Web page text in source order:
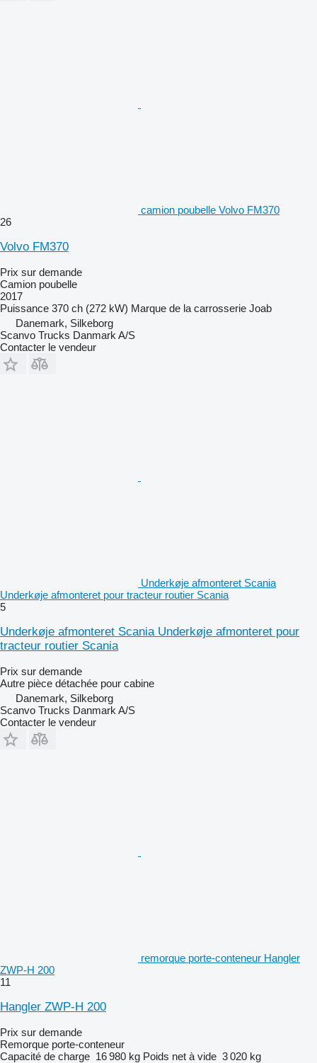
camion poubelle Volvo FM370
26
Volvo FM370
Prix sur demande
Camion poubelle
2017
Puissance 370 ch (272 kW) Marque de la carrosserie Joab
Danemark, Silkeborg
Scanvo Trucks Danmark A/S
Contacter le vendeur
Underkøje afmonteret Scania
Underkøje afmonteret pour tracteur routier Scania
5
Underkøje afmonteret Scania Underkøje afmonteret pour
tracteur routier Scania
Prix sur demande
Autre pièce détachée pour cabine
Danemark, Silkeborg
Scanvo Trucks Danmark A/S
Contacter le vendeur
remorque porte-conteneur Hangler
ZWP-H 200
11
Hangler ZWP-H 200
Prix sur demande
Remorque porte-conteneur
Capacité de charge 16 980 kg Poids net à vide 3 020 kg